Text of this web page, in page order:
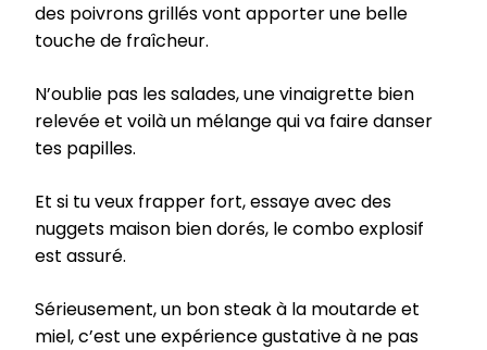
des poivrons grillés vont apporter une belle
touche de fraîcheur.
N’oublie pas les salades, une vinaigrette bien
relevée et voilà un mélange qui va faire danser
tes papilles.
Et si tu veux frapper fort, essaye avec des
nuggets maison bien dorés, le combo explosif
est assuré.
Sérieusement, un bon steak à la moutarde et
miel, c’est une expérience gustative à ne pas